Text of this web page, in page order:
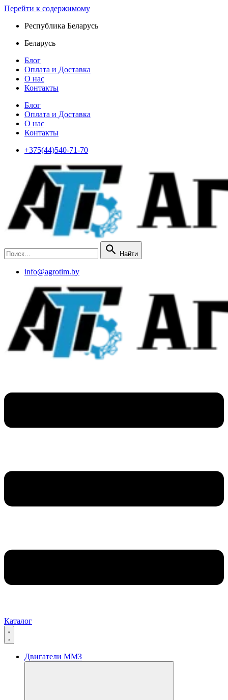
Перейти к содержимому
Республика Беларусь
Беларусь
Блог
Оплата и Доставка
О нас
Контакты
Блог
Оплата и Доставка
О нас
Контакты
+375(44)540-71-70
Найти
info@agrotim.by
Каталог
Двигатели ММЗ